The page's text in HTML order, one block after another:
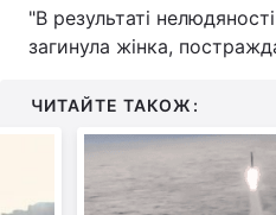
"В результаті
загинула жінка,
ЧИТАЙТЕ ТАКОЖ: